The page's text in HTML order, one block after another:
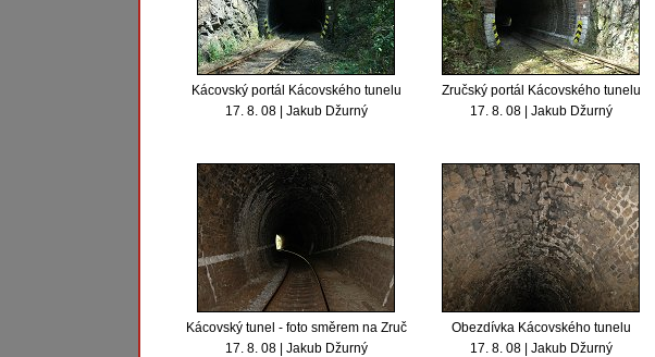
Kácovský portál Kácovského tunelu
17. 8. 08 | Jakub Džurný
Zručský portál Kácovského tunelu
17. 8. 08 | Jakub Džurný
Kácovský tunel - foto směrem na Zruč
17. 8. 08 | Jakub Džurný
Obezdívka Kácovského tunelu
17. 8. 08 | Jakub Džurný